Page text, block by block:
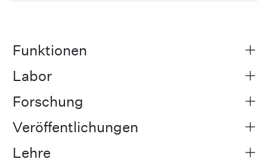
Funktionen
Labor
Forschung
Veröffentlichungen
Lehre